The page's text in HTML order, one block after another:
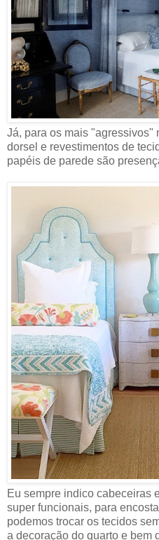
Já, para os mais "agressivos"
dorsel e revestimentos de
papéis de parede são
Eu sempre indico cabeceiras
super funcionais, para
podemos trocar os tecidos
a decoração do quarto e bem